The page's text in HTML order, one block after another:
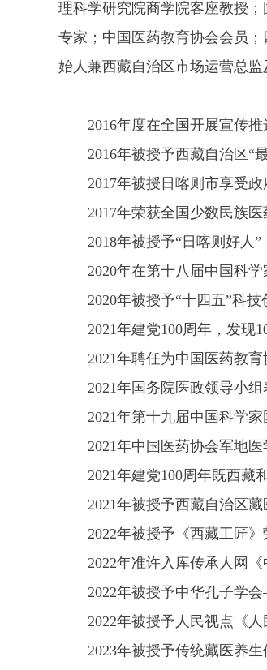
理科学研究院商学院客座教授
专家；中国医药教育协会会员
始人兼西藏自治区市场运营总监
2016年度在全国开展宣传
2016年被授予西藏自治区“
2017年被授日喀则市享受政
2017年荣获全国少数民族医
2018年被授予“日喀则好人”
2020年在第十八届中国科
2020年被授予“十四五”科
2021年建党100周年，发现
2021年聘任为中国医药教育
2021年国务院医政领导小
2021年第十九届中国科学
2021年中国医药协会军地
2021年建党100周年既西藏
2021年被授予西藏自治区藏
2022年被授予《西藏工匠》
2022年准许入库传承人网
2022年被授予中华孔子学
2022年被授予人民视点《人
2023年被授予传统藏医养